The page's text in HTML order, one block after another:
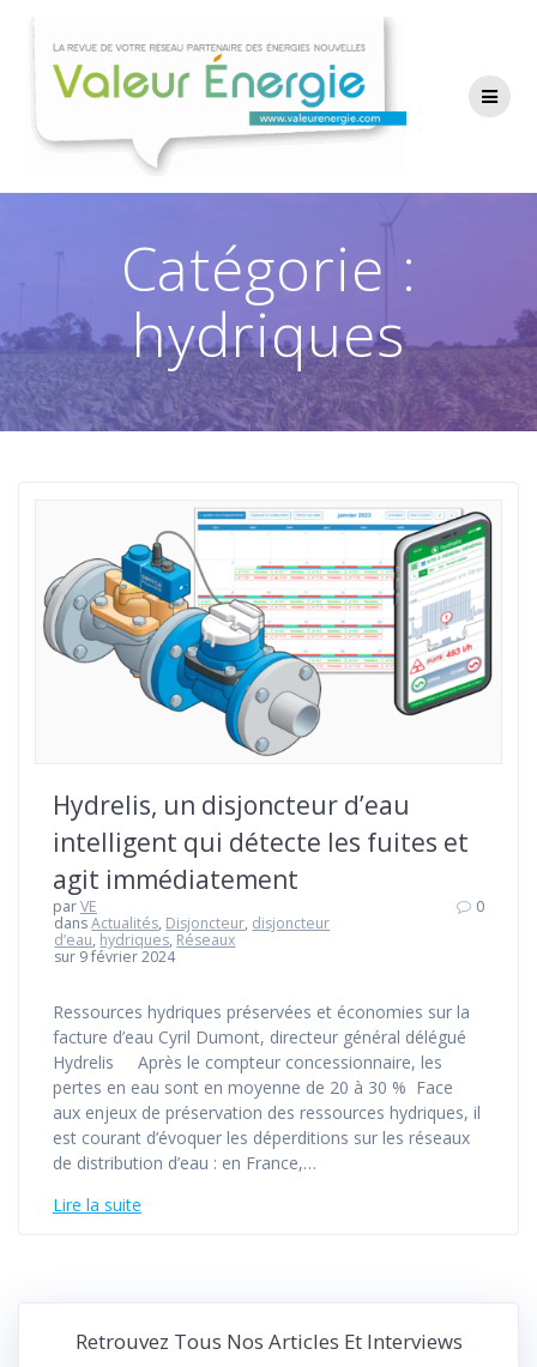
contenu
Catégorie :
hydriques
Hydrelis, un disjoncteur d’eau
intelligent qui détecte les fuites et
agit immédiatement
parVE
dansActualités, Disjoncteur, disjoncteur
d’eau, hydriques, Réseaux
sur 9 février 2024
0
Ressources hydriques préservées et économies sur la
facture d’eau Cyril Dumont, directeur général délégué
Hydrelis Après le compteur concessionnaire, les
pertes en eau sont en moyenne de 20 à 30 % Face
aux enjeux de préservation des ressources hydriques, il
est courant d’évoquer les déperditions sur les réseaux
de distribution d’eau : en France,…
Lire la suite
Retrouvez Tous Nos Articles Et Interviews